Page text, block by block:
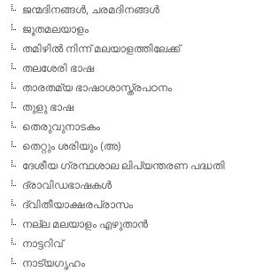
ജന്മദിനങ്ങള്‍, ചരമദിനങ്ങള്‍
ജൂതമലയാളം
തമിഴില്‍ നിന്ന് മലയാളത്തിലേക്ക്
തലശേരി ഭാഷ
താരതമ്യ ഭാഷാശാസ്ത്രപഠനം
തുളു ഭാഷ
തെരുവുനാടകം
തെറ്റും ശരിയും (അ)
ദേശീയ ഗ്രന്ഥശാല ലിപ്യന്തരണ പദ്ധതി
ദ്രാവിഡഭാഷകള്‍
ദ്വിതീയാക്ഷരപ്രാസം
നല്ല മലയാളം എഴുതാന്‍
നാട്ടറിവ്
നാട്യഗൃഹം